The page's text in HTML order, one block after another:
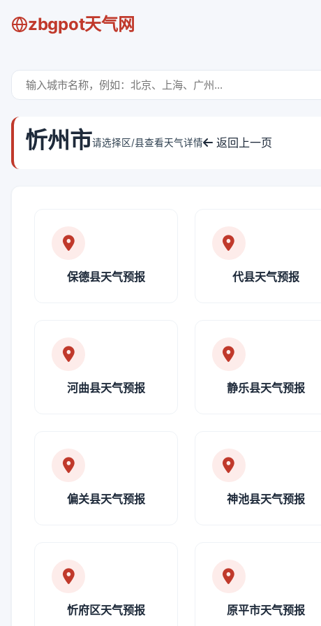
zbgpot天气网
忻州市请选择区/县查看天气详情 返回上一页
保德县天气预报 代县天气预报
河曲县天气预报 静乐县天气预报
偏关县天气预报 神池县天气预报
忻府区天气预报 原平市天气预报